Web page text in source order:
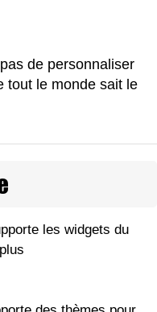
de personnaliser
tout le monde sait le
les widgets du